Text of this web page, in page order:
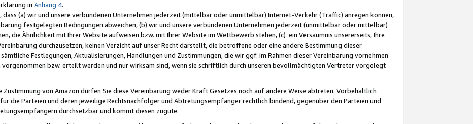
in Anhang 4.
(a) wir und unsere verbundenen Unternehmen jederzeit (mittelbar oder unmittelbar) Internet-Verkehr (Traffic) anregen können,
festgelegten Bedingungen abweichen, (b) wir und unsere verbundenen Unternehmen jederzeit (unmittelbar oder mittelbar)
die Ähnlichkeit mit Ihrer Website aufweisen bzw. mit Ihrer Website im Wettbewerb stehen, (c) ein Versäumnis unsererseits, Ihre
durchzusetzen, keinen Verzicht auf unser Recht darstellt, die betroffene oder eine andere Bestimmung dieser
Festlegungen, Aktualisierungen, Handlungen und Zustimmungen, die wir ggf. im Rahmen dieser Vereinbarung vornehmen
vorgenommen bzw. erteilt werden und nur wirksam sind, wenn sie schriftlich durch unseren bevollmächtigten Vertreter vorgelegt
von Amazon dürfen Sie diese Vereinbarung weder Kraft Gesetzes noch auf andere Weise abtreten. Vorbehaltlich
die Parteien und deren jeweilige Rechtsnachfolger und Abtretungsempfänger rechtlich bindend, gegenüber den Parteien und
durchsetzbar und kommt diesen zugute.